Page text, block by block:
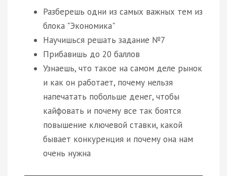
Разберешь одни из самых важных тем из
блока "Экономика"
Научишься решать задание №7
Прибавишь до 20 баллов
Узнаешь, что такое на самом деле рынок
и как он работает, почему нельзя
напечатать побольше денег, чтобы
кайфовать и почему все так боятся
повышение ключевой ставки, какой
бывает конкуренция и почему она нам
очень нужна